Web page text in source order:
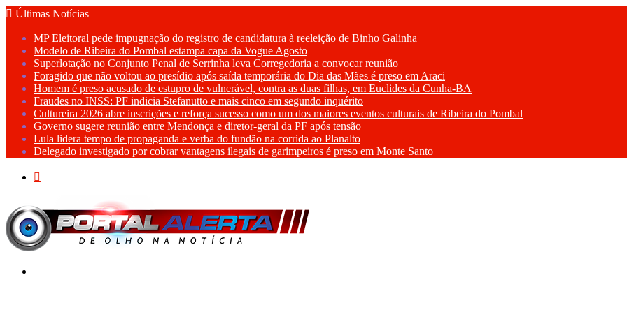
Últimas Notícias
MP Eleitoral pede impugnação do registro de candidatura à reeleição de Binho Galinha
Modelo de Ribeira do Pombal estampa capa da Vogue Agosto
Superlotação no Conjunto Penal de Serrinha leva Corregedoria a convocar reunião
Foragido que não voltou ao presídio após saída temporária do Dia das Mães é preso em Araci
Homem é preso acusado de estupro de vulnerável, contra as duas filhas, em Euclides da Cunha-BA
Fraudes no INSS: PF indicia Stefanutto e mais cinco em segundo inquérito
Cultureira 2026 abre inscrições e reforça sucesso como um dos maiores eventos culturais de Ribeira do Pombal
Governo sugere reunião entre Mendonça e diretor-geral da PF após tensão
Lula lidera tempo de propaganda e verba do fundão na corrida ao Planalto
Delegado investigado por cobrar vantagens ilegais de garimpeiros é preso em Monte Santo